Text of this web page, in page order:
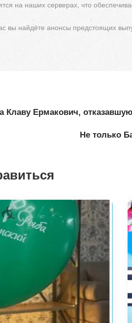
на наших серверах, что
вы найдёте анонсы предстоящих
Клаву Ермакович,
Не только